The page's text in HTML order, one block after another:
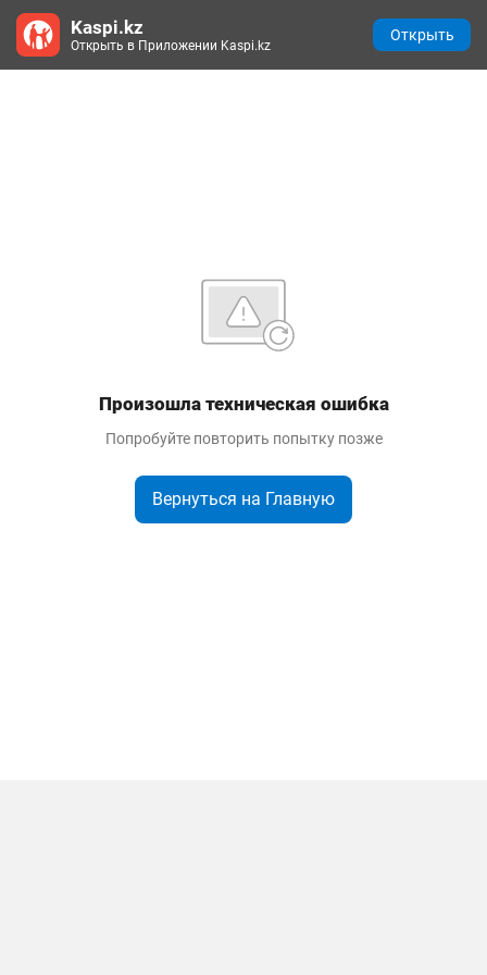
Произошла техническая ошибка
Попробуйте повторить попытку позже
Вернуться на Главную
Kaspi.kz
Открыть в Приложении Kaspi.kz
Открыть